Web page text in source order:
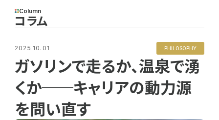
Column
コラム
2025.10.01 PHILOSOPHY
ガソリンで走るか、温泉で湧
くか──キャリアの動力源
を問い直す